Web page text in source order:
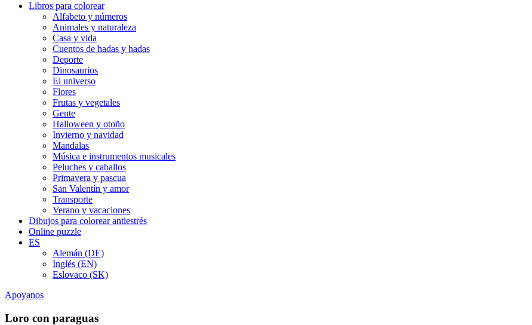
Libros para colorear
Alfabeto y números
Animales y naturaleza
Casa y vida
Cuentos de hadas y hadas
Deporte
Dinosaurios
El universo
Flores
Frutas y vegetales
Gente
Halloween y otoño
Invierno y navidad
Mandalas
Música e instrumentos musicales
Peluches y caballos
Primavera y pascua
San Valentín y amor
Transporte
Verano y vacaciones
Dibujos para colorear antiestrés
Online puzzle
ES
Alemán (DE)
Inglés (EN)
Eslovaco (SK)
Apoyanos
Loro con paraguas